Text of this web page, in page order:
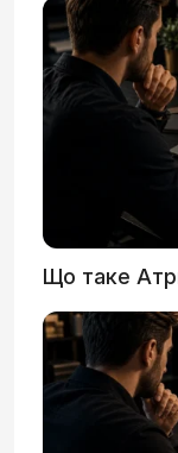
Що таке